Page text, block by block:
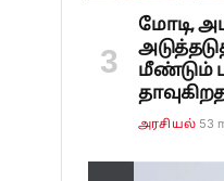
மோடி,
மீண்டும்
அரசியல் 53